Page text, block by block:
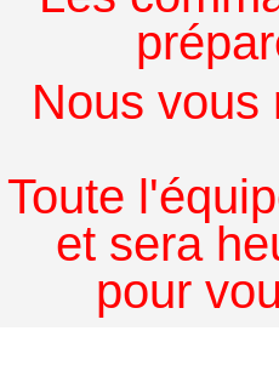
Nous vous
Toute
et sera
pour